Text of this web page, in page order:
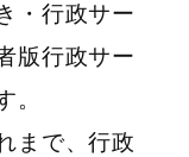
・行政サー
版行政サー
。
まで、行政